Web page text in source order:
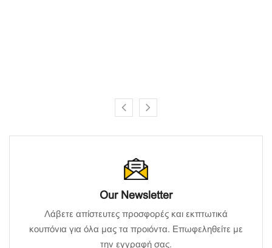
Our Newsletter
Λάβετε απίστευτες προσφορές και εκπτωτικά
κουπόνια για όλα μας τα προιόντα. Επωφεληθείτε με
την εγγραφή σας.